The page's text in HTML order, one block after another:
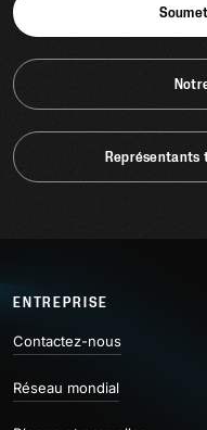
Représentants
ENTREPRISE
Contactez-nous
Réseau mondial